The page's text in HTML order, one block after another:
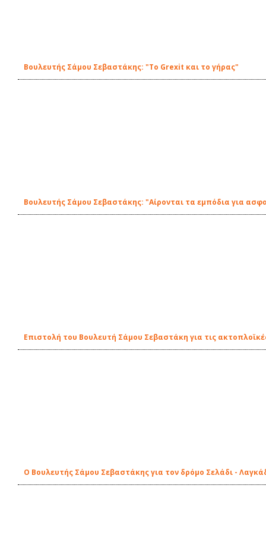
Βουλευτής Σάμου Σεβαστάκης: "Το Grexit και το γήρας"
Βουλευτής Σάμου Σεβαστάκης: "Αίρονται τα εμπόδια για
Επιστολή του Βουλευτή Σάμου Σεβαστάκη για τις
Ο Βουλευτής Σάμου Σεβαστάκης για τον δρόμο Σελάδι -